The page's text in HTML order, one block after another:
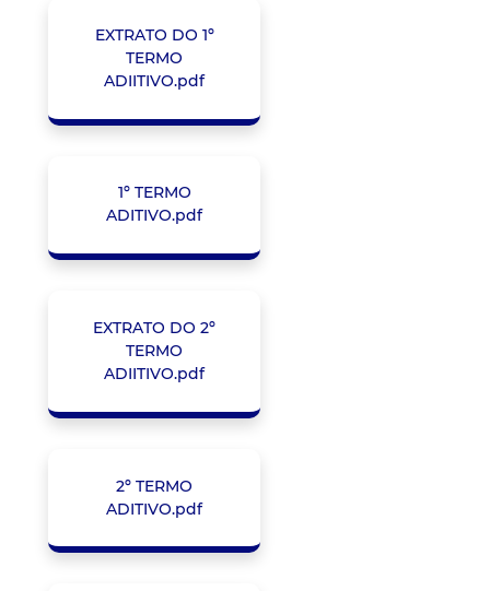
EXTRATO DO 1º
TERMO
ADIITIVO.pdf
1º TERMO
ADITIVO.pdf
EXTRATO DO 2º
TERMO
ADIITIVO.pdf
2º TERMO
ADITIVO.pdf